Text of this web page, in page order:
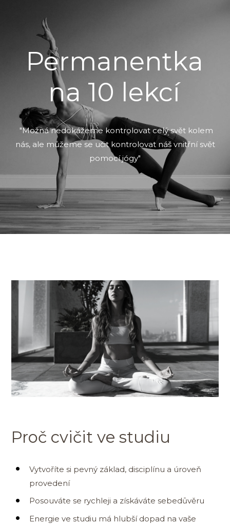
Permanentka
na 10 lekcí
"Možná nedokážeme kontrolovat celý svět kolem
nás, ale můžeme se učit kontrolovat náš vnitřní svět
pomocí jógy"
Proč cvičit ve studiu
Vytvoříte si pevný základ, disciplínu a úroveň
provedení
Posouváte se rychleji a získáváte sebedůvěru
Energie ve studiu má hlubší dopad na vaše